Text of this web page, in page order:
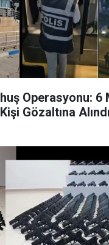
Operasyonu: 6
Gözaltına Alındı